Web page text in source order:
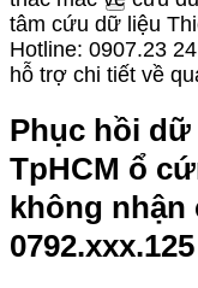
tâm cứu dữ liệu
Hotline: 0907.23
hỗ trợ chi tiết về
Phục hồi dữ
TpHCM ổ
không nhận
0792.xxx.125